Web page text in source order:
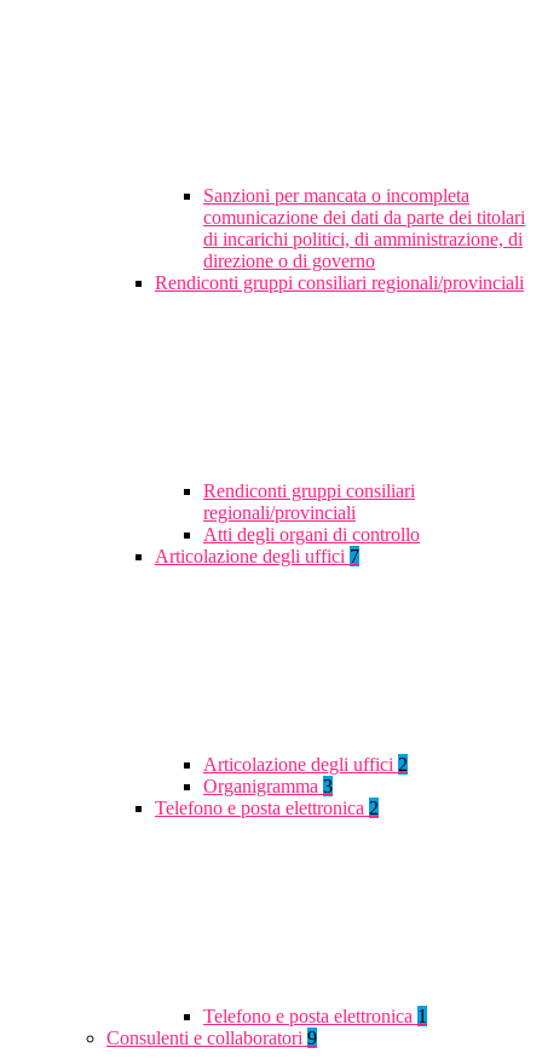
Sanzioni per mancata o incompleta
comunicazione dei dati da parte dei titolari
di incarichi politici, di amministrazione, di
direzione o di governo
Rendiconti gruppi consiliari regionali/provinciali
Rendiconti gruppi consiliari
regionali/provinciali
Atti degli organi di controllo
Articolazione degli uffici 7
Articolazione degli uffici 2
Organigramma 3
Telefono e posta elettronica 2
Telefono e posta elettronica 1
Consulenti e collaboratori 9